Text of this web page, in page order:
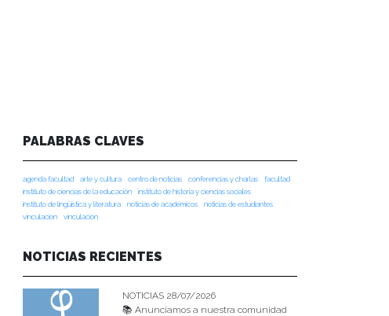
PALABRAS CLAVES
agenda facultad arte y cultura centro de noticias conferencias y charlas
facultad
instituto de ciencias de la educación
instituto de historia y ciencias sociales
instituto de lingüística y literatura
noticias de académicos
noticias de estudiantes
vinculacion
vinculación
NOTICIAS RECIENTES
NOTICIAS 28/07/2026
📚 Anunciamos a nuestra comunidad